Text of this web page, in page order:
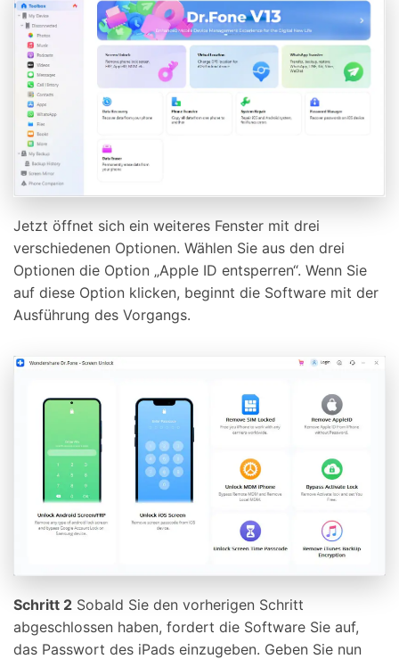
Jetzt öffnet sich ein weiteres Fenster mit drei
verschiedenen Optionen. Wählen Sie aus den drei
Optionen die Option „Apple ID entsperren“. Wenn Sie
auf diese Option klicken, beginnt die Software mit der
Ausführung des Vorgangs.
Schritt 2 Sobald Sie den vorherigen Schritt
abgeschlossen haben, fordert die Software Sie auf,
das Passwort des iPads einzugeben. Geben Sie nun